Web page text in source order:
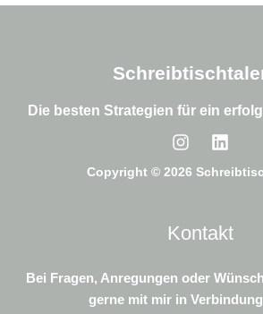
Die besten Strategien für ein
Copyright © 2026
Kontakt
Bei Fragen, Anregungen oder
gerne mit mir in